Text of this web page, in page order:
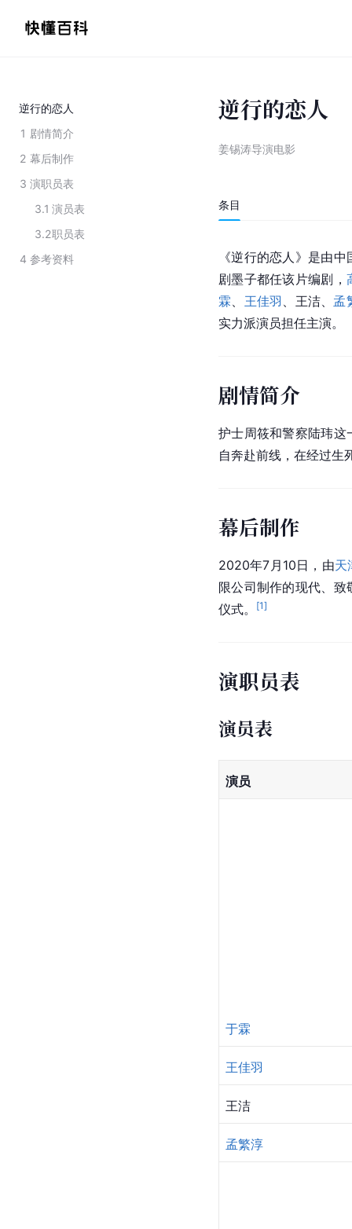
逆行的恋人
1 剧情简介
2 幕后制作
3 演职员表
3.1 演员表
3.2职员表
4 参考资料
逆行的恋人
姜锡涛导演电影
条目
《逆行的恋人》是由
剧墨子都任该片编剧，
霖
王佳羽 王洁
孟
实力派演员担任主演。
剧情简介
护士周筱和警察陆玮这
自奔赴前线，在经过生
幕后制作
2020年7月10日，由天
限公司制作的现代、
仪式。
[1]
演职员表
演员表
演员
于霖
王佳羽
王洁
孟繁淳